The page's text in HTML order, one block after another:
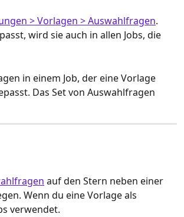
> Vorlagen > Auswahlfragen.
wird sie auch in allen Jobs, die
in einem Job, der eine Vorlage
Das Set von Auswahlfragen
auf den Stern neben einer
Wenn du eine Vorlage als
verwendet.